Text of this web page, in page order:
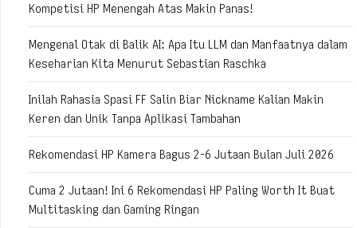
Kompetisi HP Menengah Atas Makin Panas!
Mengenal Otak di Balik AI: Apa Itu LLM dan Manfaatnya dalam
Keseharian Kita Menurut Sebastian Raschka
Inilah Rahasia Spasi FF Salin Biar Nickname Kalian Makin
Keren dan Unik Tanpa Aplikasi Tambahan
Rekomendasi HP Kamera Bagus 2-6 Jutaan Bulan Juli 2026
Cuma 2 Jutaan! Ini 6 Rekomendasi HP Paling Worth It Buat
Multitasking dan Gaming Ringan